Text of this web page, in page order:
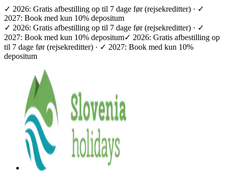
✓ 2026: Gratis afbestilling op til 7 dage før (rejsekreditter) · ✓
2027: Book med kun 10% depositum
✓ 2026: Gratis afbestilling op til 7 dage før (rejsekreditter) · ✓
2027: Book med kun 10% depositum✓ 2026: Gratis afbestilling op
til 7 dage før (rejsekreditter) · ✓ 2027: Book med kun 10%
depositum